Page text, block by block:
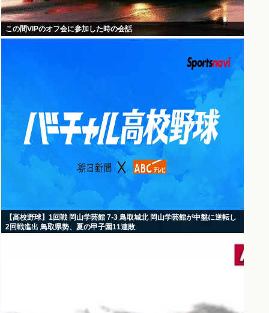
この間VIPのオフ会に参加した時の会話
【高校野球】1回戦 岡山学芸館 7-3 鳥取城北 岡山学芸館が中盤に逆転し
2回戦進出 鳥取県勢、夏の甲子園11連敗